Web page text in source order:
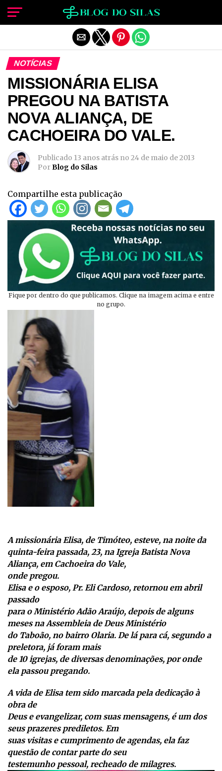
NOTÍCIAS
MISSIONÁRIA ELISA
PREGOU NA BATISTA
NOVA ALIANÇA, DE
CACHOEIRA DO VALE.
Publicado 13 anos atrás no 24 de maio de 2013
PorBlog do Silas
Compartilhe esta publicação
Fique por dentro do que publicamos. Clique na imagem acima e entre
no grupo.
A missionária Elisa, de Timóteo, esteve, na noite da
quinta-feira passada, 23, na Igreja Batista Nova
Aliança, em Cachoeira do Vale,
onde pregou.
Elisa e o esposo, Pr. Eli Cardoso, retornou em abril
passado
para o Ministério Adão Araújo, depois de alguns
meses na Assembleia de Deus Ministério
do Taboão, no bairro Olaria. De lá para cá, segundo a
preletora, já foram mais
de 10 igrejas, de diversas denominações, por onde
ela passou pregando.
A vida de Elisa tem sido marcada pela dedicação à
obra de
Deus e evangelizar, com suas mensagens, é um dos
seus prazeres prediletos. Em
suas visitas e cumprimento de agendas, ela faz
questão de contar parte do seu
testemunho pessoal, recheado de milagres.
Sair da versão mobile